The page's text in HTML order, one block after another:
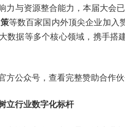
力与资源整合能力，本届大会
等数百家国内外顶尖企业加入
数据等多个核心领域，携手搭
方公众号，查看完整赞助合作伙
立行业数字化标杆